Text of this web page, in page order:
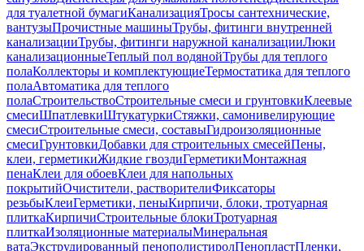
для туалетной бумагиКанализацияТросы сантехнические,
вантузыПрочистные машиныТрубы, фитинги внутренней
канализацииТрубы, фитинги наружной канализацииЛюки
канализационныеТеплый пол водянойТрубы для теплого
полаКоллекторы и комплектующиеТермостатика для теплого
полаАвтоматика для теплого
полаСтроительствоСтроительные смеси и грунтовкиКлеевые
смесиШпатлевкиШтукатуркиСтяжки, самонивелирующие
смесиСтроительные смеси, составыГидроизоляционные
смесиГрунтовкиДобавки для строительных смесейПены,
клеи, герметикиЖидкие гвоздиГерметикиМонтажная
пенаКлеи для обоевКлеи для напольных
покрытийОчистители, растворителиФиксаторы
резьбыКлеиГерметики, пеныКирпичи, блоки, тротуарная
плиткаКирпичиСтроительные блокиТротуарная
плиткаИзоляционные материалыМинеральная
ватаЭкструдированный пенополистиролПенопластПленки,